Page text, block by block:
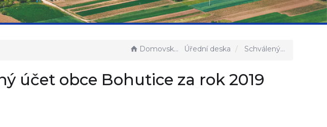
Domovská stránka Úřední deska Schválený Závěrečný účet obce Bohutice za rok 2019
účet obce Bohutice za rok 2019